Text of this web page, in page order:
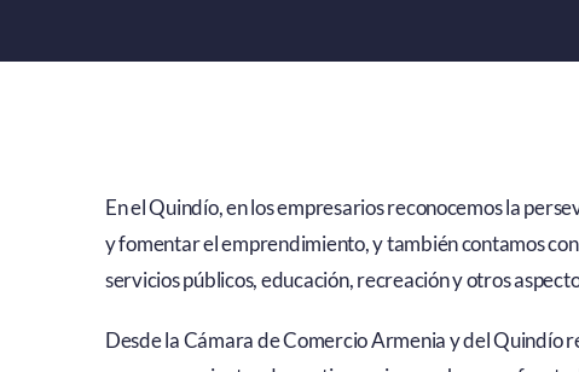
En el Quindío, en los empresarios reconocemos la
y fomentar el emprendimiento, y también contamos
servicios públicos, educación, recreación y otros
Desde la Cámara de Comercio Armenia y del